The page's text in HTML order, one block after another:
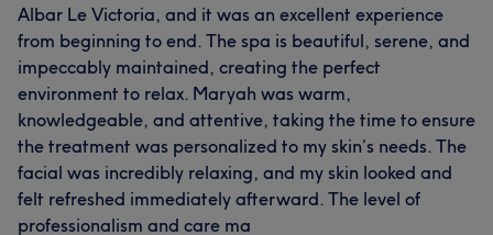
Albar Le Victoria, and it was an excellent experience
from beginning to end. The spa is beautiful, serene, and
impeccably maintained, creating the perfect
environment to relax. Maryah was warm,
knowledgeable, and attentive, taking the time to ensure
the treatment was personalized to my skin’s needs. The
facial was incredibly relaxing, and my skin looked and
felt refreshed immediately afterward. The level of
professionalism and care ma